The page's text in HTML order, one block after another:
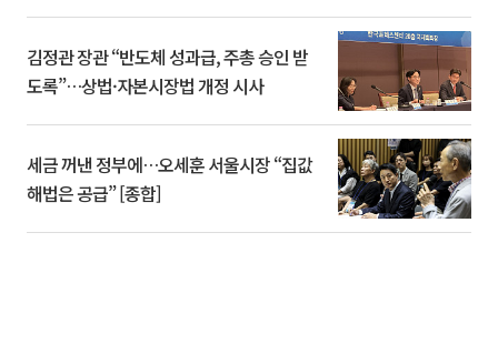
김정관 장관 “반도체 성과급, 주총 승인 받
도록”…상법·자본시장법 개정 시사
세금 꺼낸 정부에…오세훈 서울시장 “집값
해법은 공급” [종합]